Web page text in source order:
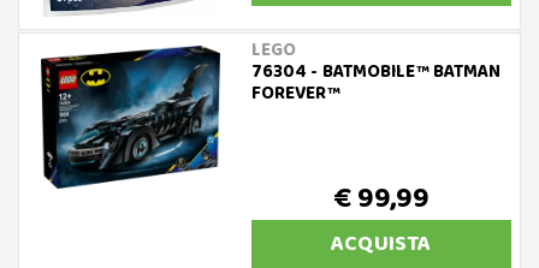
LEGO
76304 - BATMOBILE™ BATMAN
FOREVER™
€ 99,99
ACQUISTA